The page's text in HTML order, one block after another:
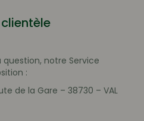
notre Service
:
de la Gare – 38730 – VAL